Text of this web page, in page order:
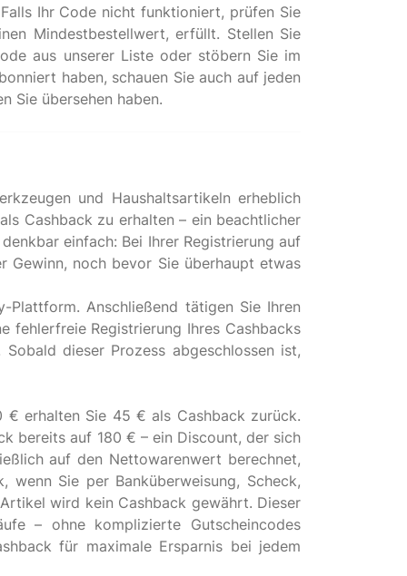
Ihr Code nicht funktioniert, prüfen Sie
Mindestbestellwert, erfüllt. Stellen Sie
aus unserer Liste oder stöbern Sie im
haben, schauen Sie auch auf jeden
und Haushaltsartikeln erheblich
Cashback zu erhalten – ein beachtlicher
einfach: Bei Ihrer Registrierung auf
noch bevor Sie überhaupt etwas
Plattform. Anschließend tätigen Sie Ihren
fehlerfreie Registrierung Ihres Cashbacks
dieser Prozess abgeschlossen ist,
€ erhalten Sie 45 € als Cashback zurück.
bereits auf 180 € – ein Discount, der sich
auf den Nettowarenwert berechnet,
wenn Sie per Banküberweisung, Scheck,
wird kein Cashback gewährt. Dieser
– ohne komplizierte Gutscheincodes
für maximale Ersparnis bei jedem